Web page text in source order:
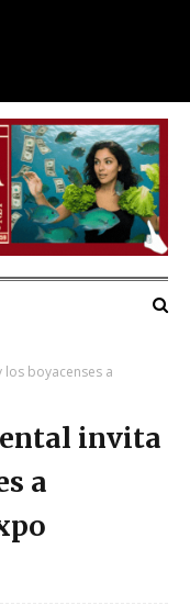
boyacenses a
invita
a